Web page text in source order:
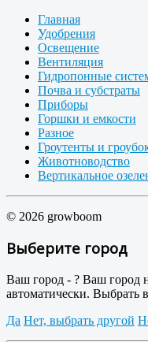
Главная
Удобрения
Освещение
Вентиляция
Гидропонные
Почва и субстраты
Приборы
Горшки и емкости
Разное
Гроутенты и
Животноводство
Вертикальное
© 2026 growboom
Выберите город
Ваш город - ? Ваш город
автоматически. Выбрать
Да Нет, выбрать другой